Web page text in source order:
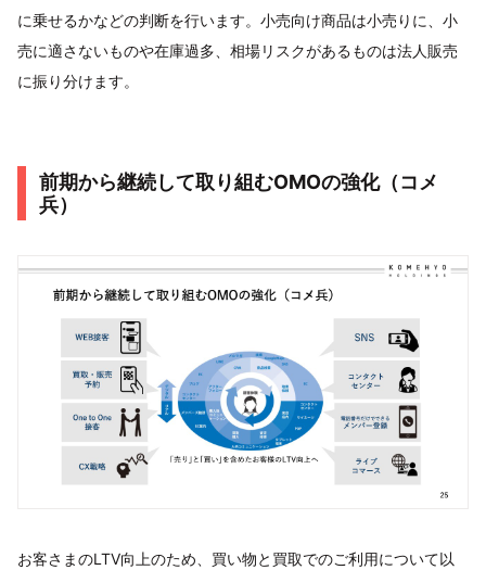
に乗せるかなどの判断を行います。小売向け商品は小売りに、小
売に適さないものや在庫過多、相場リスクがあるものは法人販売
に振り分けます。
前期から継続して取り組むOMOの強化（コメ
兵）
お客さまのLTV向上のため、買い物と買取でのご利用について以